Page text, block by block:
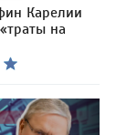
Карелии
на